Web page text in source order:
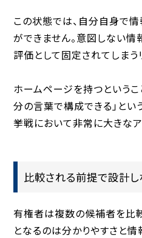
この状態では、自分自身で
ができません。意図しない情
評価として固定されてしまう
ホームページを持つというこ
分の言葉で構成できる」とい
挙戦において非常に大きなア
比較される前提で設計
有権者は複数の候補者を比
となるのは分かりやすさと情